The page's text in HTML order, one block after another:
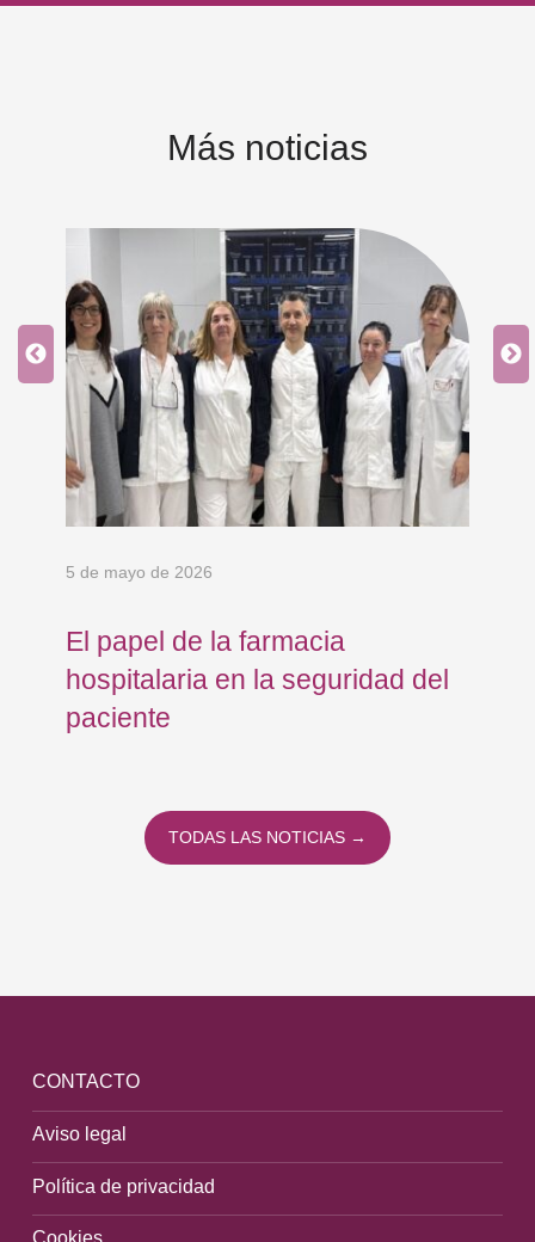
Más noticias
5 de mayo de 2026
El papel de la farmacia
hospitalaria en la seguridad del
paciente
TODAS LAS NOTICIAS →
CONTACTO
Aviso legal
Política de privacidad
Cookies